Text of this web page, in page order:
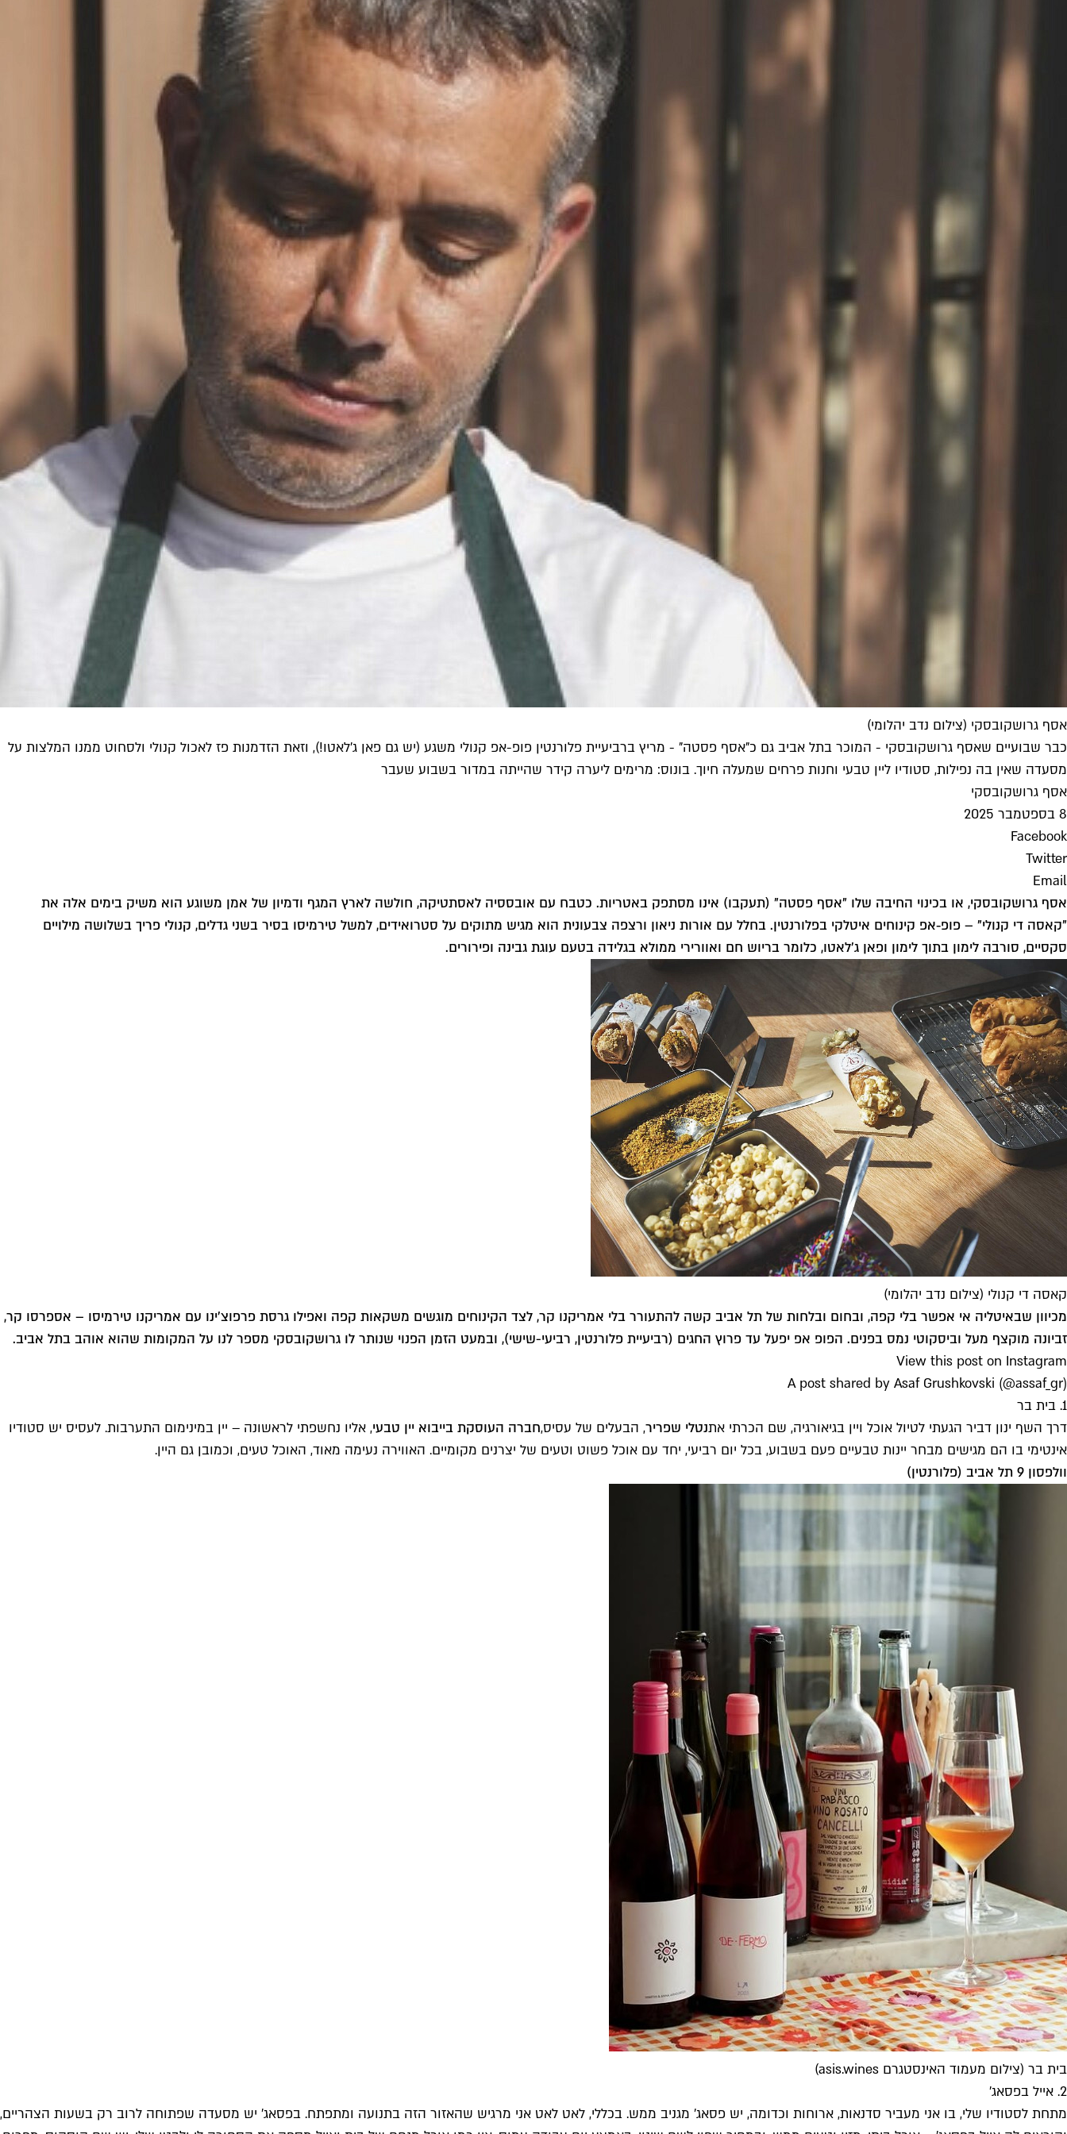
אסף גרושקובסקי (צילום נדב יהלומי)
כבר שבועיים שאסף גרושקובסקי - המוכר בתל אביב גם כ"אסף פסטה" - מריץ ברביעיית פלורנטין פופ-אפ קנולי משגע (יש גם פאן ג'לאטו!), וזאת הזדמנות פז לאכול קנולי ולסחוט ממנו המלצות על
מסעדה שאין בה נפילות, סטודיו ליין טבעי וחנות פרחים שמעלה חיוך. בונוס: מרימים ליערה קידר שהייתה במדור בשבוע שעבר
אסף גרושקובסקי
8 בספטמבר 2025
Facebook
Twitter
Email
אסף גרושקובסקי, או בכינוי החיבה שלו "אסף פסטה" (תעקבו) אינו מסתפק באטריות. כטבח עם אובססיה לאסתטיקה, חולשה לארץ המגף ודמיון של אמן משוגע הוא משיק בימים אלה את
"קאסה די קנולי" – פופ‑אפ קינוחים איטלקי בפלורנטין. בחלל עם אורות ניאון ורצפה צבעונית הוא מגיש מתוקים על סטרואידים, למשל טירמיסו בסיר בשני גדלים, קנולי פריך בשלושה מילויים
סקסיים, סורבה לימון בתוך לימון ופאן ג'לאטו, כלומר בריוש חם ואוורירי ממולא בגלידה בטעם עוגת גבינה ופירורים.
קאסה די קנולי (צילום נדב יהלומי)
מכיוון שבאיטליה אי אפשר בלי קפה, ובחום ובלחות של תל אביב קשה להתעורר בלי אמריקנו קר, לצד הקינוחים מוגשים משקאות קפה ואפילו גרסת פרפוצ'ינו עם אמריקנו טירמיסו – אספרסו קר,
זביונה מוקצף מעל וביסקוטי נמס בפנים. הפופ אפ יפעל עד פרוץ החגים (רביעיית פלורנטין, רביעי-שישי), ובמעט הזמן הפנוי שנותר לו גרושקובסקי מספר לנו על המקומות שהוא אוהב בתל אביב.
View this post on Instagram
A post shared by Asaf Grushkovski (@assaf_gr)
1. בית בר
דרך השף ינון דביר הגעתי לטיול אוכל ויין בגיאורגיה, שם הכרתי אתנטלי שפריר, הבעלים של עסיס,חברה העוסקת בייבוא יין טבעי, אליו נחשפתי לראשונה – יין במינימום התערבות. לעסיס יש סטודיו
אינטימי בו הם מגישים מבחר יינות טבעיים פעם בשבוע, בכל יום רביעי, יחד עם אוכל פשוט וטעים של יצרנים מקומיים. האווירה נעימה מאוד, האוכל טעים, וכמובן גם היין.
וולפסון 9 תל אביב (פלורנטין)
בית בר (צילום מעמוד האינסטגרם asis.wines)
2. אייל בפסאג'
מתחת לסטודיו שלי, בו אני מעביר סדנאות, ארוחות וכדומה, יש פסאג' מגניב ממש. בכללי, לאט לאט אני מרגיש שהאזור הזה בתנועה ומתפתח. בפסאג' יש מסעדה שפתוחה לרוב רק בשעות הצהריים,